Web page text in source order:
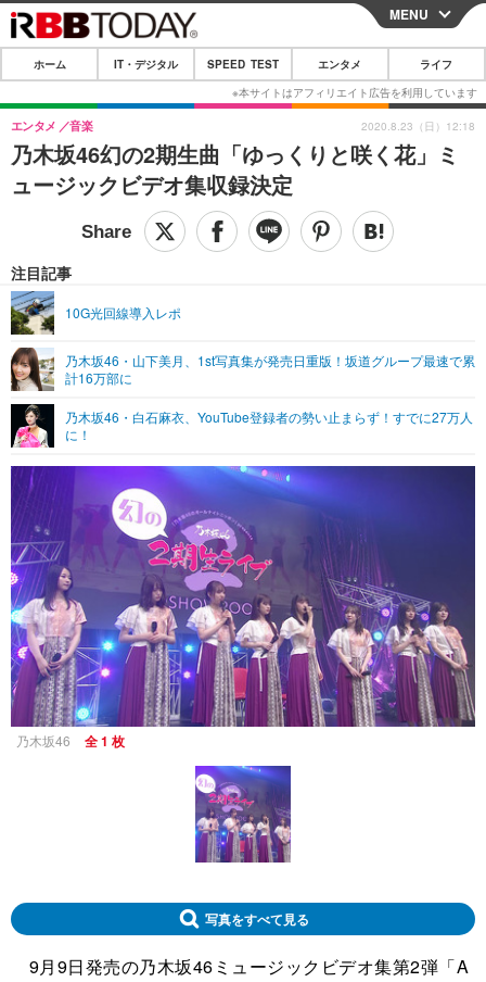
CLOSE
ホーム
IT・デジタル
IT・デジタルTOP スマートフォン
ショッピング その他
SPEED TEST
エンタメTOP 映画・ドラマ
グラビア
ショッピング その他
ライフTOP
その他
リリース一覧
プッシュ通知の停止方法
MENU
ホーム IT・デジタル SPEED TEST エンタメ ライフ
乃木坂46幻の2期生曲「ゆっくりと咲く花」ミ
ュージックビデオ集収録決定
エンタメ 音楽
注目記事
10G光回線導入レポ
乃木坂46・山下美月、1st写真集が発売日重版！坂道グループ最速で累
計16万部に
乃木坂46・白石麻衣、YouTube登録者の勢い止まらず！すでに27万人
に！
2020.8.23（日）12:18
乃木坂46 全 1 枚
写真をすべて見る
9月9日発売の乃木坂46ミュージックビデオ集第2弾「A